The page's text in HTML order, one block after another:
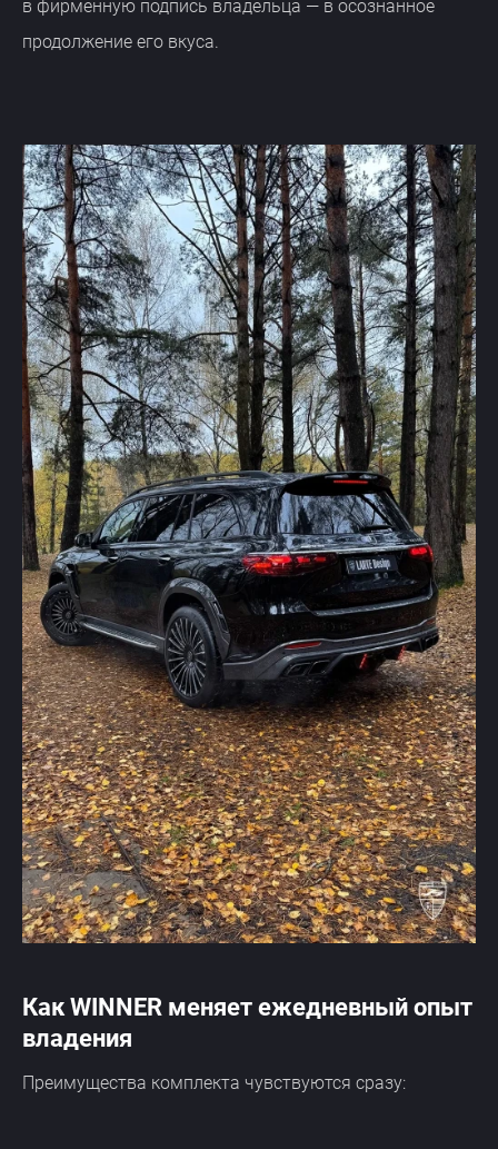
в фирменную подпись владельца — в осознанное
продолжение его вкуса.
Как WINNER меняет ежедневный опыт
владения
Преимущества комплекта чувствуются сразу: